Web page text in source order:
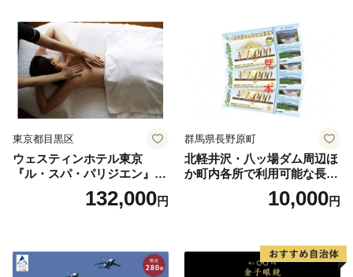
東京都目黒区
ウェスティンホテル東京
『ル・スパ・パリジエン』選
べるボディセラピー90分/1名
132,000円
群馬県長野原町
北軽井沢・八ッ場ダム周辺ほ
か町内各所で利用可能な長野
原町ふるさと感謝券（3,000
円分）【トラベル 観光 旅行
10,000円